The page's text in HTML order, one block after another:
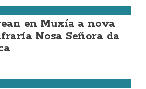
en Muxía a nova
Nosa Señora da